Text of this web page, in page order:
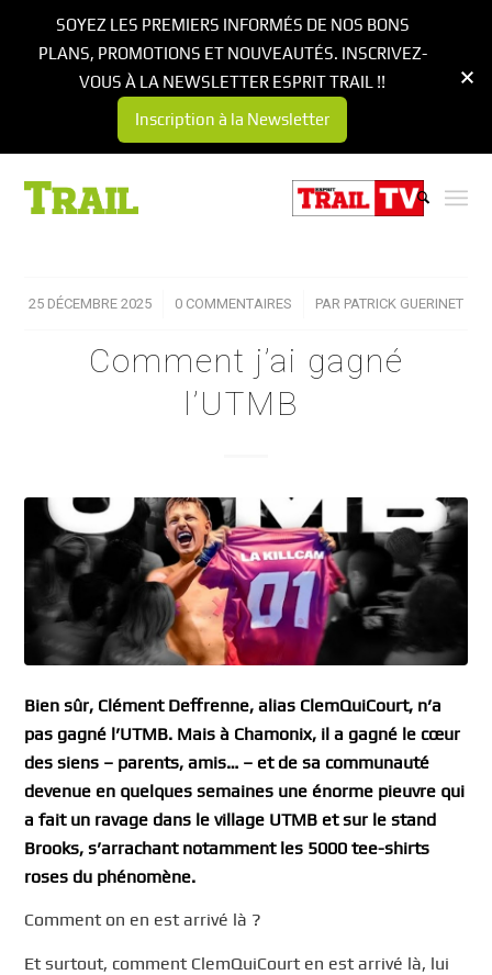
25 DÉCEMBRE 2025
/ 0 COMMENTAIRES
/ PAR PATRICK GUERINET
Comment j’ai gagné
l’UTMB
Bien sûr, Clément Deffrenne, alias ClemQuiCourt, n’a
pas gagné l’UTMB. Mais à Chamonix, il a gagné le cœur
des siens – parents, amis… – et de sa communauté
devenue en quelques semaines une énorme pieuvre qui
a fait un ravage dans le village UTMB et sur le stand
Brooks, s’arrachant notamment les 5000 tee-shirts
roses du phénomène.
Comment on en est arrivé là ?
Et surtout, comment ClemQuiCourt en est arrivé là, lui
SOYEZ LES PREMIERS INFORMÉS DE NOS BONS
PLANS, PROMOTIONS ET NOUVEAUTÉS. INSCRIVEZ-
VOUS À LA NEWSLETTER ESPRIT TRAIL !!
Inscription à la Newsletter